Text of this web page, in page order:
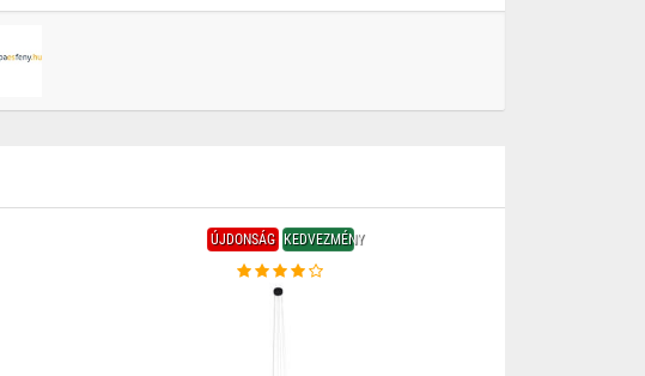
ÚJDONSÁG KEDVEZMÉNY